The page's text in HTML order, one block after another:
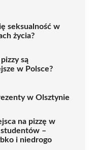
seksualność w
życia?
są
w Polsce?
w Olsztynie
na pizzę w
–
i niedrogo